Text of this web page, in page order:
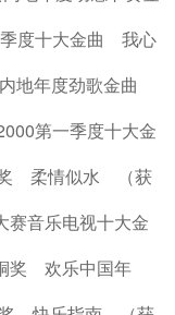
度十大金曲 我心
地年度劲歌金曲
第一季度十大金
柔情似水 （获
音乐电视十大金
奖 欢乐中国年